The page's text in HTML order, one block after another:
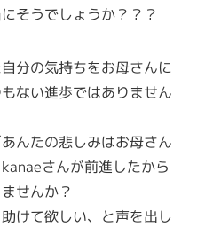
そうでしょうか？？？
分の気持ちをお母さんに
ない進歩ではありません
んたの悲しみはお母さん
さんが前進したから
せんか？
けて欲しい、と声を出し